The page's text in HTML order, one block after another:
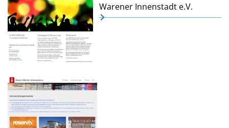
Warener Innenstadt e.V.